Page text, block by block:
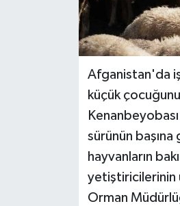
Afganistan'da iş
küçük
sürünün
hayvanların
yetiştiricilerinin
Orman